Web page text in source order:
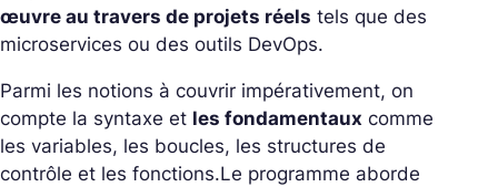
œuvre au travers de projets réels tels que des
microservices ou des outils DevOps.
Parmi les notions à couvrir impérativement, on
compte la syntaxe et les fondamentaux comme
les variables, les boucles, les structures de
contrôle et les fonctions.Le programme aborde